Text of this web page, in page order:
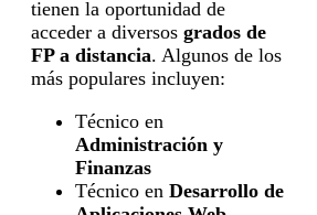
tienen la oportunidad de
acceder a diversos grados de
FP a distancia. Algunos de los
más populares incluyen:
Técnico en
Administración y
Finanzas
Técnico en Desarrollo de